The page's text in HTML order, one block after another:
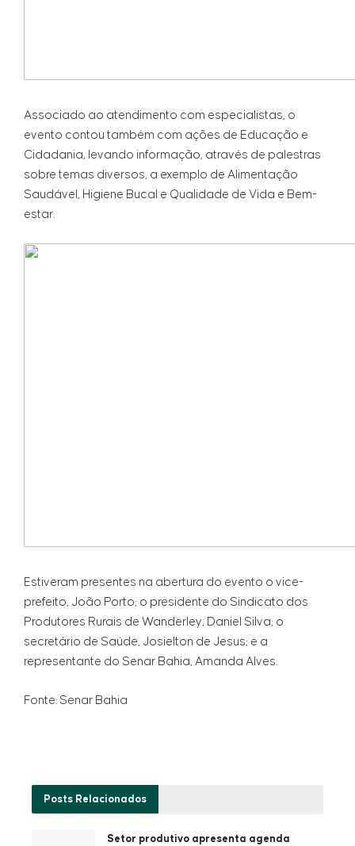
Associado ao atendimento com especialistas, o
evento contou também com ações de Educação e
Cidadania, levando informação, através de palestras
sobre temas diversos, a exemplo de Alimentação
Saudável, Higiene Bucal e Qualidade de Vida e Bem-
estar.
Estiveram presentes na abertura do evento o vice-
prefeito, João Porto; o presidente do Sindicato dos
Produtores Rurais de Wanderley, Daniel Silva; o
secretário de Saúde, Josielton de Jesus; e a
representante do Senar Bahia, Amanda Alves.
Fonte: Senar Bahia
Posts Relacionados
Setor produtivo apresenta agenda